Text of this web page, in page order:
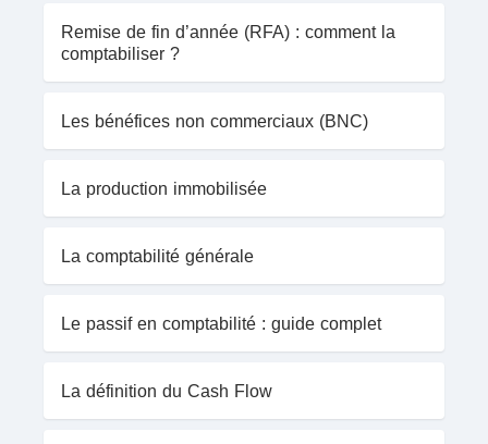
Remise de fin d’année (RFA) : comment la
comptabiliser ?
Les bénéfices non commerciaux (BNC)
La production immobilisée
La comptabilité générale
Le passif en comptabilité : guide complet
La définition du Cash Flow